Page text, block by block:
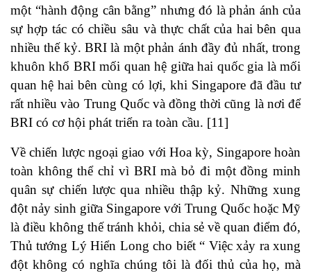
một “hành động cân bằng” nhưng đó là phản ánh của
sự hợp tác có chiều sâu và thực chất của hai bên qua
nhiều thế kỷ. BRI là một phản ánh đầy đủ nhất, trong
khuôn khổ BRI mối quan hệ giữa hai quốc gia là mối
quan hệ hai bên cùng có lợi, khi Singapore đã đầu tư
rất nhiều vào Trung Quốc và đồng thời cũng là nơi để
BRI có cơ hội phát triển ra toàn cầu. [11]
Về chiến lược ngoại giao với Hoa kỳ, Singapore hoàn
toàn không thể chỉ vì BRI mà bỏ đi một đồng minh
quân sự chiến lược qua nhiều thập kỷ. Những xung
đột nảy sinh giữa Singapore với Trung Quốc hoặc Mỹ
là điều không thế tránh khỏi, chia sẻ về quan điểm đó,
Thủ tướng Lý Hiển Long cho biết “ Việc xảy ra xung
đột không có nghĩa chúng tôi là đối thủ của họ, mà